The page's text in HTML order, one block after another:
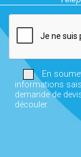
En
informations
demande de
découler.